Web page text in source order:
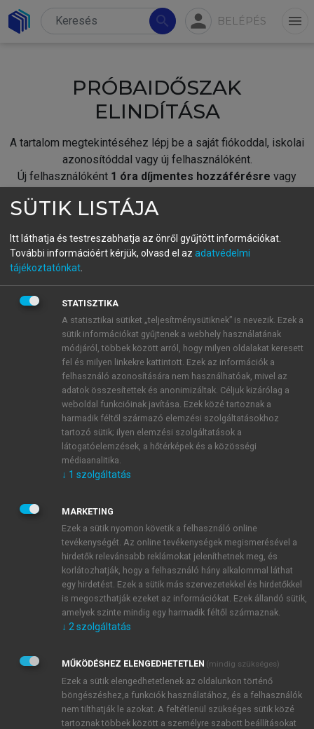
search person BELÉPÉS menu
PRÓBAIDŐSZAK
ELINDÍTÁSA
A tartalom megtekintéséhez lépj be a saját fiókoddal, iskolai
azonosítóddal vagy új felhasználóként.
Új felhasználóként 1 óra díjmentes hozzáférésre vagy
fiókoddal,vagy hozz létre új fiókot.
A regisztráció után apróbaidőszakautomatikusan
BELÉPÉS SAJÁT FIÓKKAL
ÚJ FIÓK LÉTREHOZÁSA
1 óra díjmentes hozzáférés
E-MAIL-CÍM
JELSZÓ
JELSZÓ ÚJRA
Kérek értesítést a MeRSZ újdonságairól, akcióiról.
Kérek értesítést az Akadémiai Kiadó Zrt. újdonságairól,
Adatkezelési tájékoztatóbanfoglaltakat tudomásul
veszem és elfogadom.
Általános vásárlási feltételeket, valamint a szotar.netés a
mersz.huoldalak licencszerződéseiben foglaltakat
tudomásul veszem és elfogadom.
SÜTIK LISTÁJA
Itt láthatja és testreszabhatja az önről gyűjtött információkat.
További információért kérjük, olvasd el az adatvédelmi
tájékoztatónkat
STATISZTIKA
A statisztikai sütiket „teljesítménysütiknek” is nevezik. Ezek a
sütik információkat gyűjtenek a webhely használatának
módjáról, többek között arról, hogy milyen oldalakat keresett
fel és milyen linkekre kattintott. Ezek az információk a
felhasználó azonosítására nem használhatóak, mivel az
adatok összesítettek és anonimizáltak. Céljuk kizárólag a
weboldal funkcióinak javítása. Ezek közé tartoznak a
harmadik féltől származó elemzési szolgáltatásokhoz
tartozó sütik; ilyen elemzési szolgáltatások a
látogatóelemzések, a hőtérképek és a közösségi
médiaanalitika.
↓ 1 szolgáltatás
MARKETING
Ezek a sütik nyomon követik a felhasználó online
tevékenységét. Az online tevékenységek megismerésével a
hirdetők relevánsabb reklámokat jeleníthetnek meg, és
korlátozhatják, hogy a felhasználó hány alkalommal láthat
egy hirdetést. Ezek a sütik más szervezetekkel és hirdetőkkel
is megoszthatják ezeket az információkat. Ezek állandó sütik,
amelyek szinte mindig egy harmadik féltől származnak.
↓ 2 szolgáltatás
MŰKÖDÉSHEZ ELENGEDHETETLEN (mindig szükséges)
Ezek a sütik elengedhetetlenek az oldalunkon történő
böngészéshez,a funkciók használatához, és a felhasználók
nem tilthatják le azokat. A feltétlenül szükséges sütik közé
tartoznak többek között a személyre szabott beállításokat